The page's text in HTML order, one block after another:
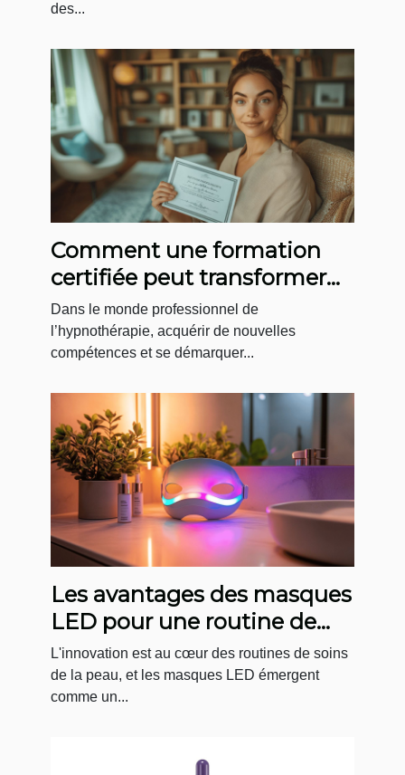
des...
Comment une formation
certifiée peut transformer
votre carrière
d’hypnothérapeute ?
Dans le monde professionnel de
l’hypnothérapie, acquérir de nouvelles
compétences et se démarquer...
Les avantages des masques
LED pour une routine de
soin quotidienne
L'innovation est au cœur des routines de soins
de la peau, et les masques LED émergent
comme un...